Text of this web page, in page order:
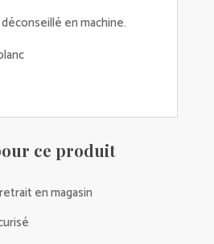
déconseillé en machine.
ce produit
en magasin